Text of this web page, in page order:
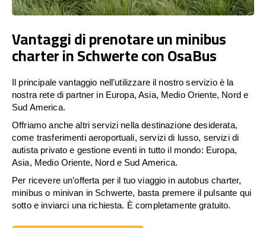
Vantaggi di prenotare un minibus
charter in Schwerte con OsaBus
Il principale vantaggio nell’utilizzare il nostro servizio è la
nostra rete di partner in Europa, Asia, Medio Oriente, Nord e
Sud America.
Offriamo anche altri servizi nella destinazione desiderata,
come trasferimenti aeroportuali, servizi di lusso, servizi di
autista privato e gestione eventi in tutto il mondo: Europa,
Asia, Medio Oriente, Nord e Sud America.
Per ricevere un’offerta per il tuo viaggio in autobus charter,
minibus o minivan in Schwerte, basta premere il pulsante qui
sotto e inviarci una richiesta. È completamente gratuito.